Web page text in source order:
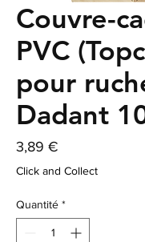
Couvre-
PVC
pour
Dadant
3,89 €
Click and Collect
Quantité *